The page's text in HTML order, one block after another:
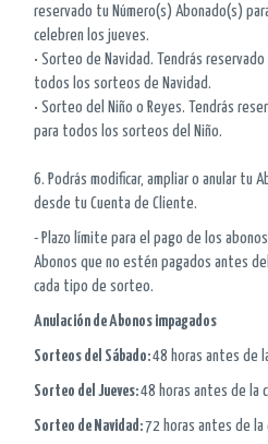
reservado tu Número(s) Abonado(s)
celebren los jueves.
• Sorteo de Navidad. Tendrás
todos los sorteos de Navidad.
• Sorteo del Niño o Reyes. Tendrás
para todos los sorteos del Niño.
6. Podrás modificar, ampliar o anular tu
desde tu Cuenta de Cliente.
- Plazo límite para el pago de los
Abonos que no estén pagados antes
cada tipo de sorteo.
Anulación de Abonos impagados
Sorteos del Sábado:48 horas antes de
Sorteo del Jueves:48 horas antes de la
Sorteo de Navidad:72 horas antes de